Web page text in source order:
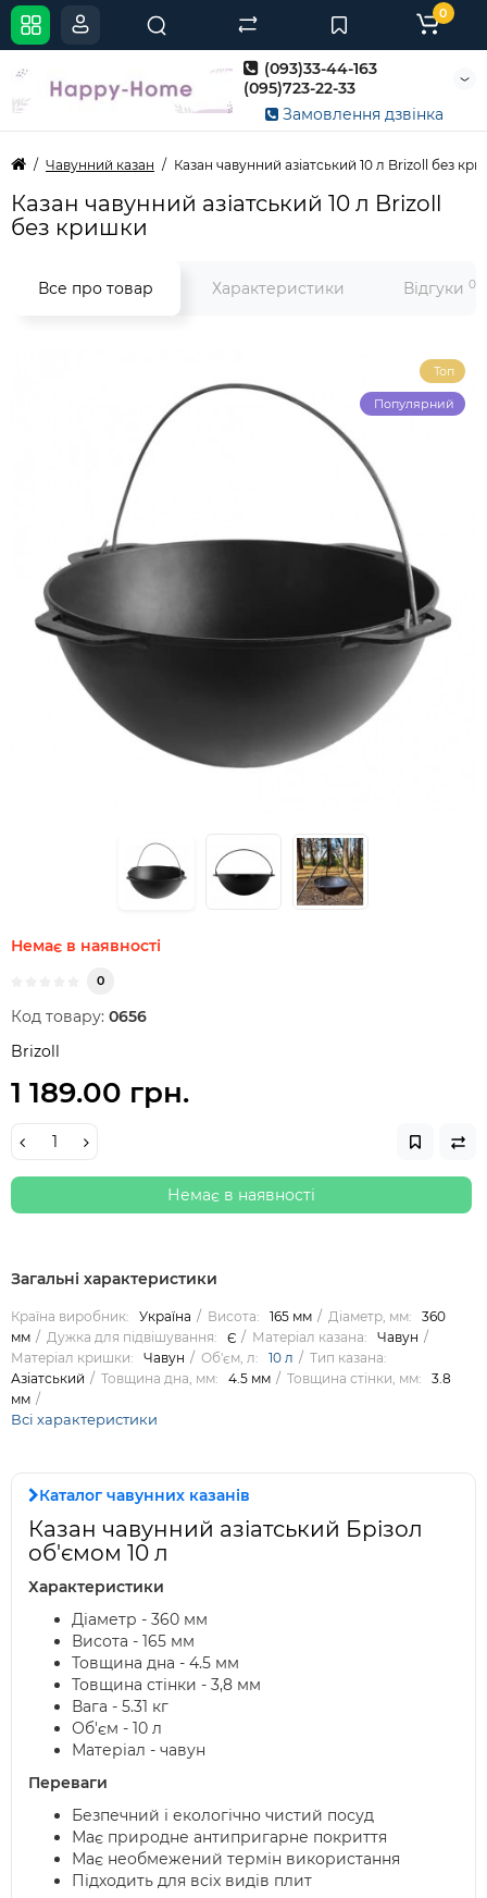
(093)33-44-163
(095)723-22-33
Замовлення дзвінка
0
Чавунний казан Казан чавунний азіатський 10 л Brizoll без
Казан чавунний азіатський 10 л Brizoll
без кришки
Все про товар Характеристики Відгуки 0
Топ
Популярний
Немає в наявності
0
Код товару: 0656
Brizoll
1 189.00 грн.
Немає в наявності
Загальні характеристики
Країна виробник: Україна Висота: 165 мм Діаметр, мм:
360
мм
Дужка для підвішування: Є Матеріал казана:
Чавун
Матеріал кришки:
Чавун Об'єм, л: 10 л
Тип казана:
Азіатський
Товщина дна, мм: 4.5 мм Товщина стінки, мм:
3.8
мм
Всі характеристики
Каталог чавунних казанів
Казан чавунний азіатський Брізол
об'ємом 10 л
Характеристики
Діаметр - 360 мм
Висота - 165 мм
Товщина дна - 4.5 мм
Товщина стінки - 3,8 мм
Вага - 5.31 кг
Об'єм - 10 л
Матеріал - чавун
Переваги
Безпечний і екологічно чистий посуд
Має природне антипригарне покриття
Має необмежений термін використання
Підходить для всіх видів плит